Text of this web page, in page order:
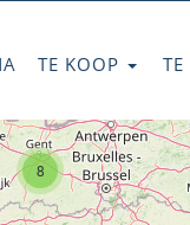
TE KOOP
8